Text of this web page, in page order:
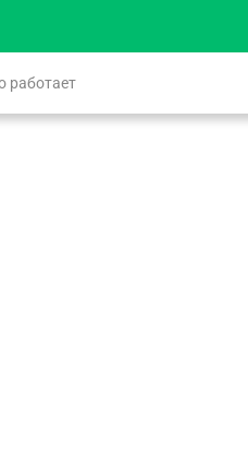
работает